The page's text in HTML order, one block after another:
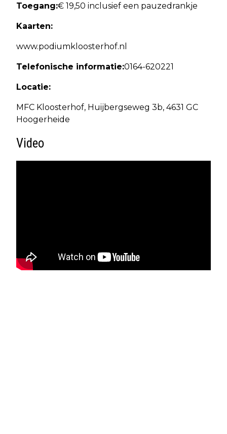
Toegang:€ 19,50 inclusief een pauzedrankje
Kaarten:
www.podiumkloosterhof.nl
Telefonische informatie:0164-620221
Locatie:
MFC Kloosterhof, Huijbergseweg 3b, 4631 GC
Hoogerheide
Video